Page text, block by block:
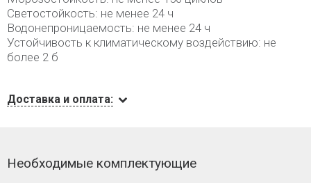
Светостойкость: не менее 24 ч
Водонепроницаемость: не менее 24 ч
Устойчивость к климатическому воздействию: не
более 2 б
Доставка и оплата:
Необходимые комплектующие